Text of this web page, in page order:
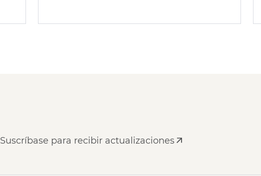
Suscríbase para recibir actualizaciones